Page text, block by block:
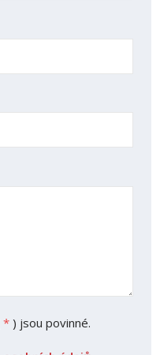
* ) jsou povinné.